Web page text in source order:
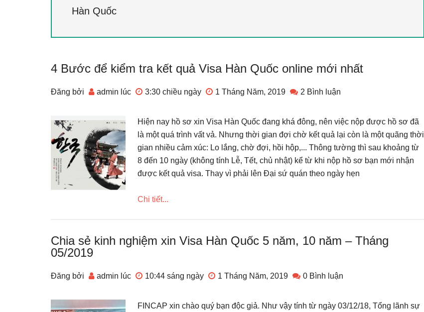
Hàn Quốc
4 Bước để kiểm tra kết quả Visa Hàn Quốc online mới nhất
Đăng bởi admin lúc 3:30 chiều ngày 1 Tháng Năm, 2019 2 Bình luận
Hiện nay hồ sơ xin Visa Hàn Quốc đang khá đông, nên việc nộp được hồ sơ đã
là một quá trình vất vả. Nhưng thời gian đợi chờ kết quả lại còn là một quãng thời
gian nhiều cảm xúc: Lo lắng, chờ đợi, hồi hộp,... Thông tường thì sau khoảng từ
8 đến 10 ngày (không tính Lễ, Tết, chủ nhật) kể từ khi nộp hồ sơ bạn mới nhận
được kết quả visa. Thay vì phải lên Đại sứ quán theo ngày hẹn
Chi tiết...
Chia sẻ kinh nghiệm xin Visa Hàn Quốc 5 năm, 10 năm – Tháng
05/2019
Đăng bởi admin lúc 10:44 sáng ngày 1 Tháng Năm, 2019 0 Bình luận
FINCAP xin chào quý bạn độc giả. Như vậy tính từ ngày 03/12/18, Tổng lãnh sự